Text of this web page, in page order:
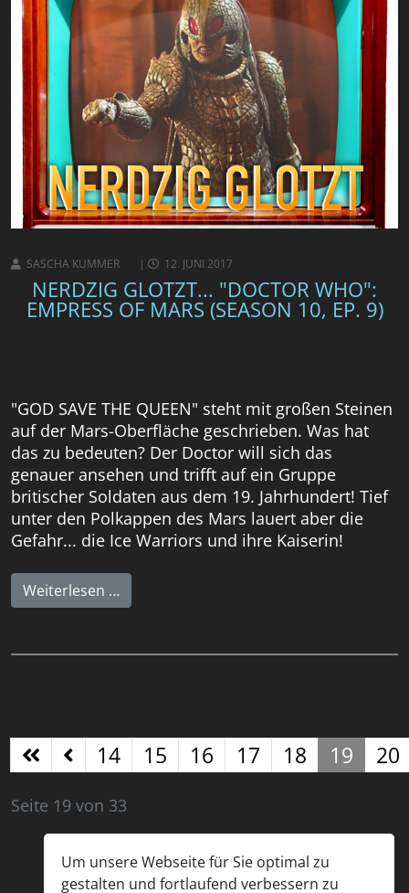
Um unsere Webseite für Sie optimal zu
gestalten und fortlaufend verbessern zu
SASCHA KUMMER 12. JUNI 2017
NERDZIG GLOTZT... "DOCTOR WHO":
EMPRESS OF MARS (SEASON 10, EP. 9)
"GOD SAVE THE QUEEN" steht mit großen Steinen
auf der Mars-Oberfläche geschrieben. Was hat
das zu bedeuten? Der Doctor will sich das
genauer ansehen und trifft auf ein Gruppe
britischer Soldaten aus dem 19. Jahrhundert! Tief
unter den Polkappen des Mars lauert aber die
Gefahr... die Ice Warriors und ihre Kaiserin!
Weiterlesen …
14 15 16 17 18 19 20
Seite 19 von 33